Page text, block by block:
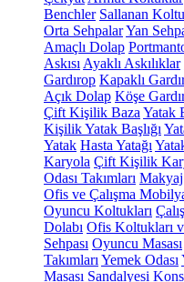
Benchler Sallanan
Orta SehpalarYan
Amaçlı Dolap
Askısı Ayaklı Askılıklar
Gardırop Kapaklı
Açık Dolap Köşe
Çift Kişilik Baza Yatak
Kişilik Yatak Başlığı
Yatak Hasta Yatağı
Karyola Çift Kişilik
Odası Takımları Makyaj
Ofis ve Çalışma
Oyuncu Koltukları
Dolabı Ofis Koltukları
Sehpası Oyuncu Masası
Takımları Yemek Odası
Masası Sandalyesi